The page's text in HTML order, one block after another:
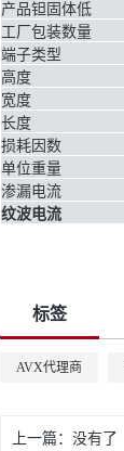
产品钽固体低
工厂包装数量
端子类型
高度
宽度
长度
损耗因数
单位重量
渗漏电流
纹波电流
标签
AVX代理商
上一篇： 没有了